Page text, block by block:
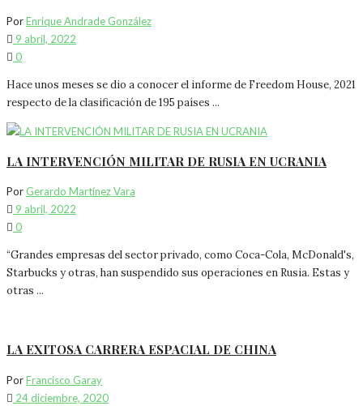
PorEnrique Andrade González
9 abril, 2022
0
Hace unos meses se dio a conocer el informe de Freedom House, 2021
respecto de la clasificación de 195 países ...
LA INTERVENCIÓN MILITAR DE RUSIA EN UCRANIA
PorGerardo Martínez Vara
9 abril, 2022
0
“Grandes empresas del sector privado, como Coca-Cola, McDonald's,
Starbucks y otras, han suspendido sus operaciones en Rusia. Estas y
otras ...
LA EXITOSA CARRERA ESPACIAL DE CHINA
PorFrancisco Garay
24 diciembre, 2020